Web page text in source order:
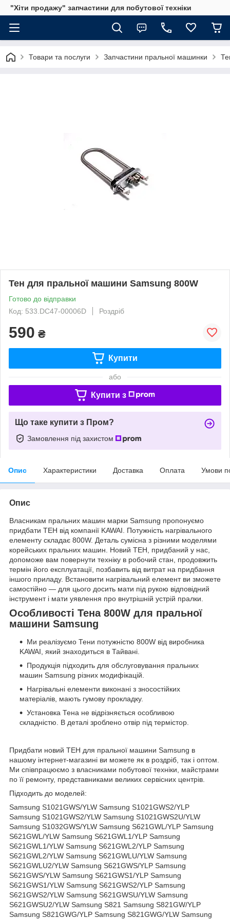
"Хіти продажу" запчастини для побутової техніки
Товари та послуги Запчастини пральної машинки
Тен для пральної машини Samsung 800W
Готово до відправки
Код: 533.DC47-00006D
Роздріб
590 ₴
Купити
або
Купити з
Що таке купити з Пром?
Замовлення під захистом
Опис Характеристики Доставка Оплата Умови
Опис
Власникам пральних машин марки Samsung пропонуємо
придбати ТЕН від компанії KAWAI. Потужність нагрівального
елементу складає 800W. Деталь сумісна з різними моделями
корейських пральних машин. Новий ТЕН, придбаний у нас,
допоможе вам повернути техніку в робочий стан, продовжить
термін його експлуатації, позбавить від витрат на придбання
іншого приладу. Встановити нагрівальний елемент ви зможете
самостійно — для цього досить мати під рукою відповідний
інструмент і мати уявлення про внутрішній устрій пралки.
Особливості Тена 800W для пральної
машини Samsung
Ми реалізуємо Тени потужністю 800W від виробника
KAWAI, який знаходиться в Тайвані.
Продукція підходить для обслуговування пральних
машин Samsung різних модифікацій.
Нагрівальні елементи виконані з зносостійких
матеріалів, мають гумову прокладку.
Установка Тена не відрізняється особливою
складністю. В деталі зроблено отвір під термістор.
Придбати новий ТЕН для пральної машини Samsung в
нашому інтернет-магазині ви можете як в роздріб, так і оптом.
Ми співпрацюємо з власниками побутової техніки, майстрами
по її ремонту, представниками великих сервісних центрів.
Підходить до моделей:
Samsung S1021GWS/YLW Samsung S1021GWS2/YLP
Samsung S1021GWS2/YLW Samsung S1021GWS2U/YLW
Samsung S1032GWS/YLW Samsung S621GWL/YLP Samsung
S621GWL/YLW Samsung S621GWL1/YLP Samsung
S621GWL1/YLW Samsung S621GWL2/YLP Samsung
S621GWL2/YLW Samsung S621GWLU/YLW Samsung
S621GWLU2/YLW Samsung S621GWS/YLP Samsung
S621GWS/YLW Samsung S621GWS1/YLP Samsung
S621GWS1/YLW Samsung S621GWS2/YLP Samsung
S621GWS2/YLW Samsung S621GWSU/YLW Samsung
S621GWSU2/YLW Samsung S821 Samsung S821GW/YLP
Samsung S821GWG/YLP Samsung S821GWG/YLW Samsung